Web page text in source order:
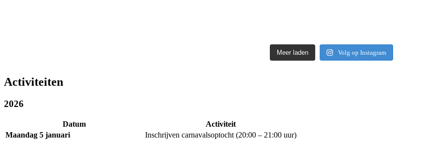
Meer laden Volg op Instagram
Activiteiten
2026
Datum
Activiteit
Maandag 5 januari
Inschrijven carnavalsoptocht (20:00 – 21:00 uur)